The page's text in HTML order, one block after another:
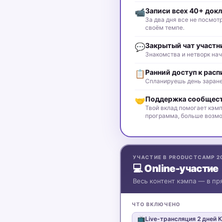
📹Записи всех 40+
За два дня все не
своём темпе.
💬Закрытый чат
Знакомства и нетворк
📋 Ранний доступ к
Спланируешь день
🤝Поддержка
Твой вклад помогает
программа, больше
УЧАСТИЕ В PRODUCTCAMP
💻 Online-участие
Весь контент кэмпа — в
ЧТО ВКЛЮЧЕНО
📺Live-трансляция 2 дней